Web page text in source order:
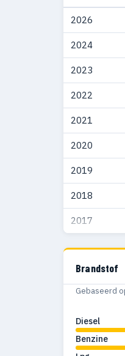
2003
2002
2001
2000
1999
1998
1997
1996
2026
2024
2023
2022
2021
2020
2019
2018
2017
Brandstof
Gebaseerd
Diesel
Benzine